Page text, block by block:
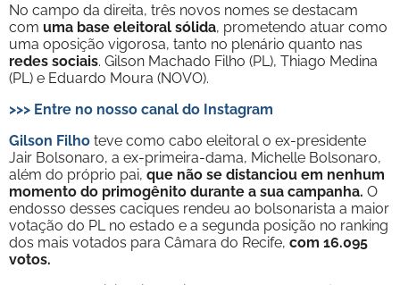
No campo da direita, três novos nomes se destacam
com uma base eleitoral sólida, prometendo atuar como
uma oposição vigorosa, tanto no plenário quanto nas
redes sociais. Gilson Machado Filho (PL), Thiago Medina
(PL) e Eduardo Moura (NOVO).
>>> Entre no nosso canal do Instagram
Gilson Filho teve como cabo eleitoral o ex-presidente
Jair Bolsonaro, a ex-primeira-dama, Michelle Bolsonaro,
além do próprio pai, que não se distanciou em nenhum
momento do primogênito durante a sua campanha. O
endosso desses caciques rendeu ao bolsonarista a maior
votação do PL no estado e a segunda posição no ranking
dos mais votados para Câmara do Recife, com 16.095
votos.